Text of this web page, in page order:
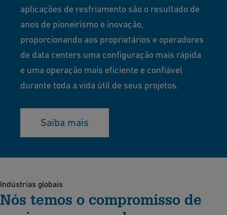
aplicações de resfriamento são o resultado de
anos de pioneirismo e inovação,
proporcionando aos proprietários e operadores
de data centers uma configuração mais rápida
e uma operação mais eficiente e confiável
durante toda a vida útil de seus projetos.
Saiba mais
Indústrias globais
Nós temos o compromisso de